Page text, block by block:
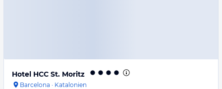
Hotel HCC St. Moritz
Barcelona · Katalonien